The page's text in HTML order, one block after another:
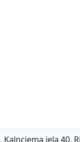
, Kalnciema iela 40,